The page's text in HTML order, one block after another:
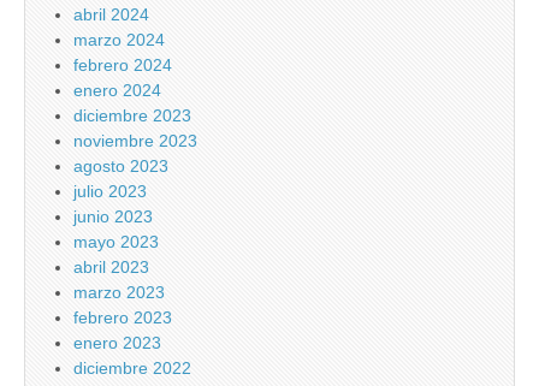
abril 2024
marzo 2024
febrero 2024
enero 2024
diciembre 2023
noviembre 2023
agosto 2023
julio 2023
junio 2023
mayo 2023
abril 2023
marzo 2023
febrero 2023
enero 2023
diciembre 2022